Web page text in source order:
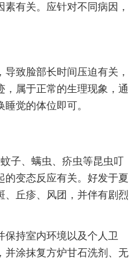
有关。应针对不同病因，
致脸部长时间压迫有关，
，属于正常的生理现象，通
觉的体位即可。
子、螨虫、疥虫等昆虫叮
的变态反应有关。好发于夏
、丘疹、风团，并伴有剧烈
保持室内环境以及个人卫
并涂抹复方炉甘石洗剂、无